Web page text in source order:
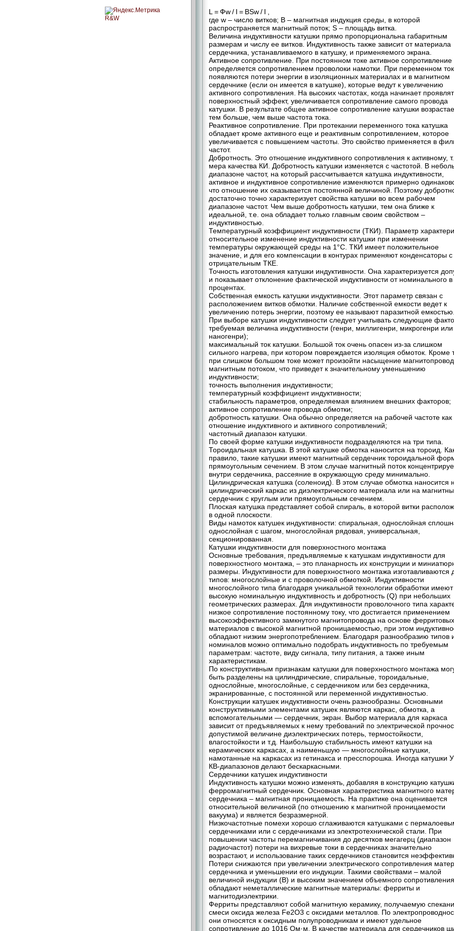
R&W
L = Фw / I = BSw / I ,
где w – число витков; В – магнитная индукция среды, в которой
распространяется магнитный поток; S – площадь витка.
Величина индуктивности катушки прямо пропорциональна габаритным
размерам и числу ее витков. Индуктивность также зависит от материала
сердечника, устанавливаемого в катушку, и применяемого экрана.
Активное сопротивление. При постоянном токе активное
определяется сопротивлением проволоки намотки. При переменном
появляются потери энергии в изоляционных материалах и в магнитном
сердечнике (если он имеется в катушке), которые ведут к увеличению
активного сопротивления. На высоких частотах, когда начинает
поверхностный эффект, увеличивается сопротивление самого провода
катушки. В результате общее активное сопротивление катушки
тем больше, чем выше частота тока.
Реактивное сопротивление. При протекании переменного тока катушка
обладает кроме активного еще и реактивным сопротивлением, которое
увеличивается с повышением частоты. Это свойство применяется в
частот.
Добротность. Это отношение индуктивного сопротивления к активному,
мера качества КИ. Добротность катушки изменяется с частотой. В
диапазоне частот, на который рассчитывается катушка индуктивности,
активное и индуктивное сопротивление изменяются примерно
что отношение их оказывается постоянной величиной. Поэтому
достаточно точно характеризует свойства катушки во всем рабочем
диапазоне частот. Чем выше добротность катушки, тем она ближе к
идеальной, т.е. она обладает только главным своим свойством –
индуктивностью.
Температурный коэффициент индуктивности (ТКИ). Параметр
относительное изменение индуктивности катушки при изменении
температуры окружающей среды на 1°С. ТКИ имеет положительное
значение, и для его компенсации в контурах применяют конденсаторы с
отрицательным ТКЕ.
Точность изготовления катушки индуктивности. Она характеризуется
и показывает отклонение фактической индуктивности от номинального в
процентах.
Собственная емкость катушки индуктивности. Этот параметр связан с
расположением витков обмотки. Наличие собственной емкости ведет к
увеличению потерь энергии, поэтому ее называют паразитной емкостью.
При выборе катушки индуктивности следует учитывать следующие
требуемая величина индуктивности (генри, миллигенри, микрогенри или
наногенри);
максимальный ток катушки. Большой ток очень опасен из-за слишком
сильного нагрева, при котором повреждается изоляция обмоток. Кроме
при слишком большом токе может произойти насыщение
магнитным потоком, что приведет к значительному уменьшению
индуктивности;
точность выполнения индуктивности;
температурный коэффициент индуктивности;
стабильность параметров, определяемая влиянием внешних факторов;
активное сопротивление провода обмотки;
добротность катушки. Она обычно определяется на рабочей частоте как
отношение индуктивного и активного сопротивлений;
частотный диапазон катушки.
По своей форме катушки индуктивности подразделяются на три типа.
Тороидальная катушка. В этой катушке обмотка наносится на тороид.
правило, такие катушки имеют магнитный сердечник тороидальной
прямоугольным сечением. В этом случае магнитный поток
внутри сердечника, рассеяние в окружающую среду минимально.
Цилиндрическая катушка (соленоид). В этом случае обмотка наносится
цилиндрический каркас из диэлектрического материала или на
сердечник с круглым или прямоугольным сечением.
Плоская катушка представляет собой спираль, в которой витки
в одной плоскости.
Виды намоток катушек индуктивности: спиральная, однослойная
однослойная с шагом, многослойная рядовая, универсальная,
секционированная.
Катушки индуктивности для поверхностного монтажа
Основные требования, предъявляемые к катушкам индуктивности для
поверхностного монтажа, – это планарность их конструкции и
размеры. Индуктивности для поверхностного монтажа изготавливаются
типов: многослойные и с проволочной обмоткой. Индуктивности
многослойного типа благодаря уникальной технологии обработки имеют
высокую номинальную индуктивность и добротность (Q) при небольших
геометрических размерах. Для индуктивности проволочного типа
низкое сопротивление постоянному току, что достигается применением
высокоэффективного замкнутого магнитопровода на основе ферритовых
материалов с высокой магнитной проницаемостью, при этом
обладают низким энергопотреблением. Благодаря разнообразию типов
номиналов можно оптимально подобрать индуктивность по требуемым
параметрам: частоте, виду сигнала, типу питания, а также иным
характеристикам.
По конструктивным признакам катушки для поверхностного монтажа
быть разделены на цилиндрические, спиральные, тороидальные,
однослойные, многослойные, с сердечником или без сердечника,
экранированные, с постоянной или переменной индуктивностью.
Конструкции катушек индуктивности очень разнообразны. Основными
конструктивными элементами катушек являются каркас, обмотка, а
вспомогательными — сердечник, экран. Выбор материала для каркаса
зависит от предъявляемых к нему требований по электрической
допустимой величине диэлектрических потерь, термостойкости,
влагостойкости и т.д. Наибольшую стабильность имеют катушки на
керамических каркасах, а наименьшую — многослойные катушки,
намотанные на каркасах из гетинакса и пресспорошка. Иногда катушки
КВ-диапазонов делают бескаркасными.
Сердечники катушек индуктивности
Индуктивность катушки можно изменять, добавляя в конструкцию
ферромагнитный сердечник. Основная характеристика магнитного
сердечника – магнитная проницаемость. На практике она оценивается
относительной величиной (по отношению к магнитной проницаемости
вакуума) и является безразмерной.
Низкочастотные помехи хорошо сглаживаются катушками с
сердечниками или с сердечниками из электротехнической стали. При
повышении частоты перемагничивания до десятков мегагерц (диапазон
радиочастот) потери на вихревые токи в сердечниках значительно
возрастают, и использование таких сердечников становится
Потери снижаются при увеличении электрического сопротивления
сердечника и уменьшении его индукции. Такими свойствами – малой
величиной индукции (В) и высоким значением объемного
обладают неметаллические магнитные материалы: ферриты и
магнитодиэлектрики.
Ферриты представляют собой магнитную керамику, получаемую
смеси оксида железа Fe2O3 с оксидами металлов. По
они относятся к оксидным полупроводникам и имеют удельное
сопротивление до 1016 Ом·м. В качестве материала для сердечников